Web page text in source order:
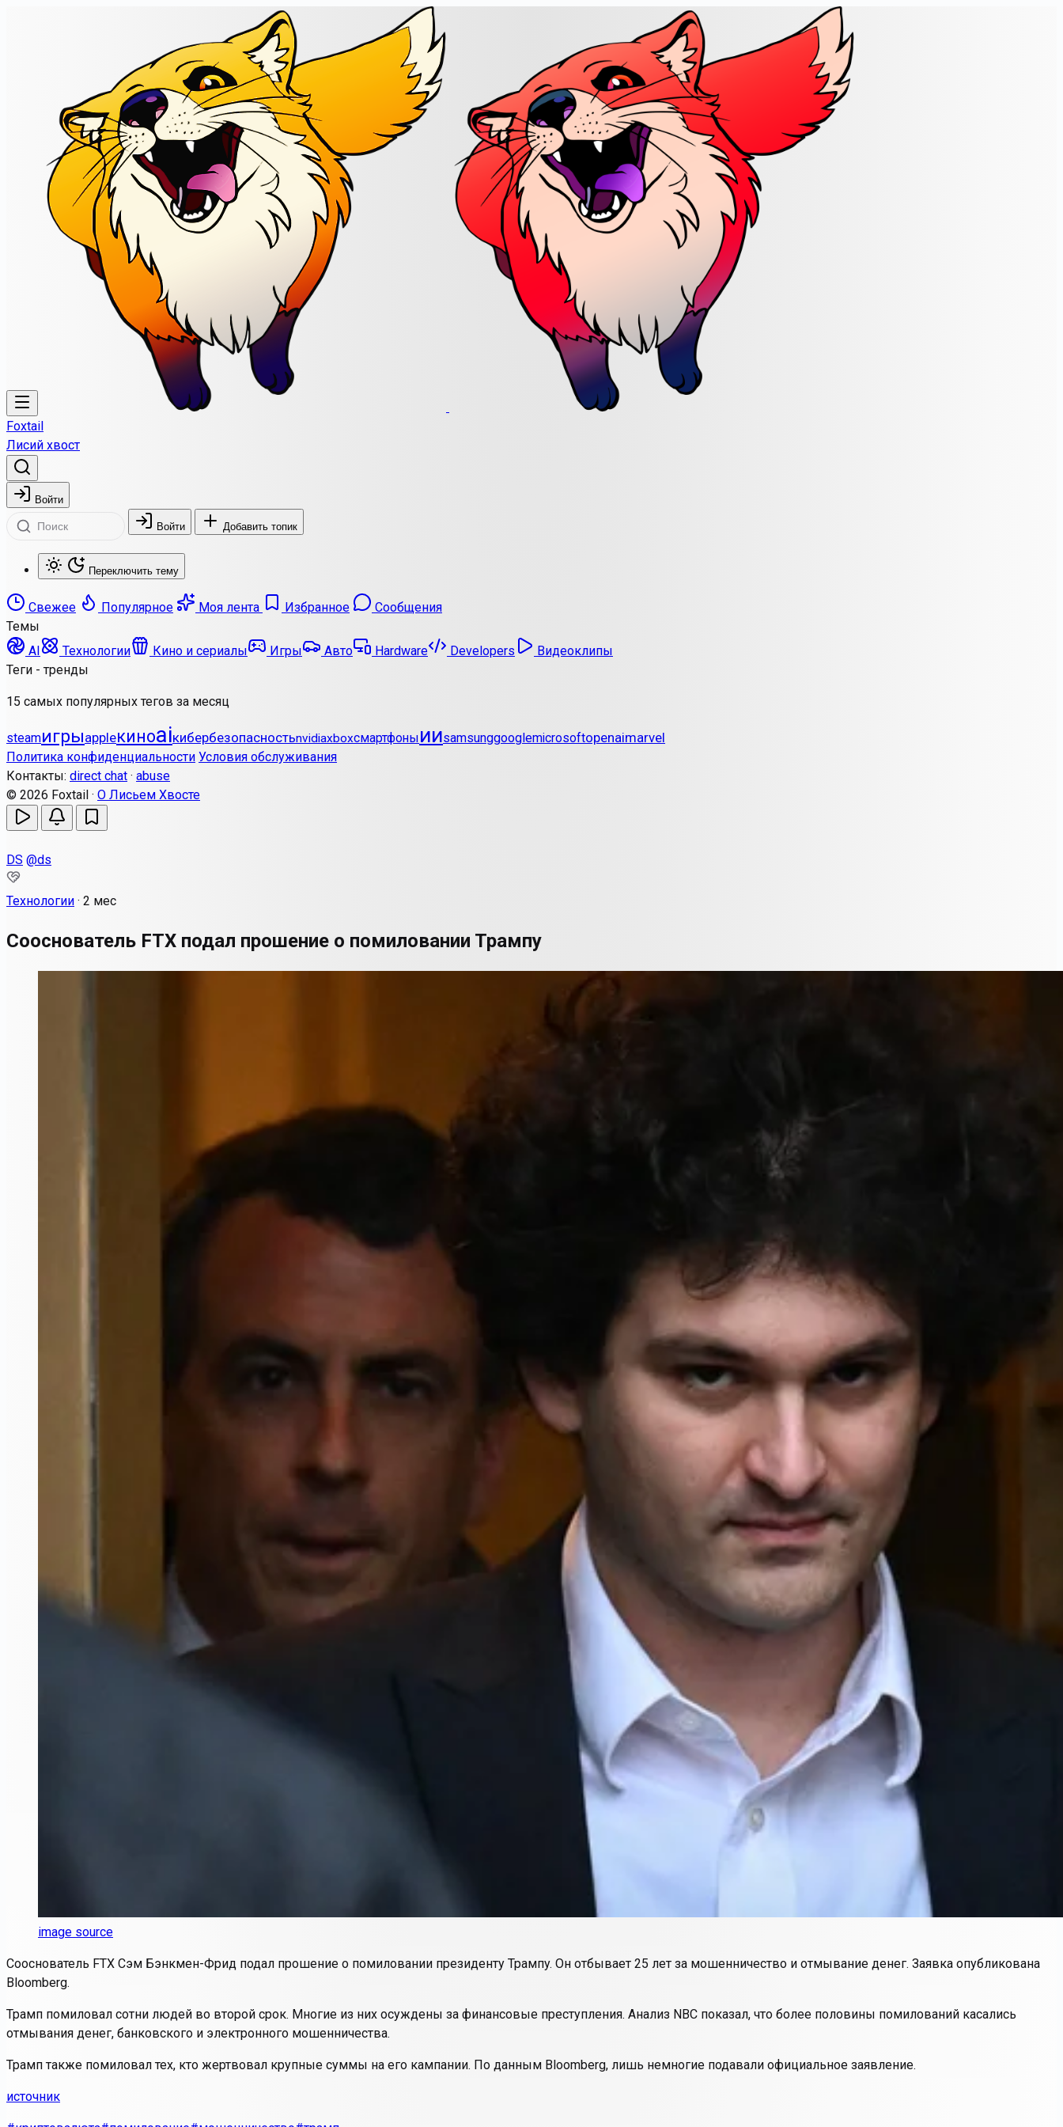
Foxtail
Лисий хвост
Войти
Войти Добавить топик
Переключить тему
Свежее Популярное Моя лента Избранное
Сообщения
Темы
AI
Технологии Кино и сериалы Игры Авто Hardware Developers
Видеоклипы
Теги - тренды
15 самых популярных тегов за месяц
steamигрыappleкиноaiкибербезопасностьnvidiaxboxсмартфоныииsamsunggooglemicrosoftopenaimarvel
Политика конфиденциальности Условия обслуживания
Контакты: direct chat · abuse
© 2026 Foxtail · О Лисьем Хвосте
DS @ds
Технологии · 2 мес
Сооснователь FTX подал прошение о помиловании Трампу
image source
Сооснователь FTX Сэм Бэнкмен-Фрид подал прошение о помиловании президенту Трампу. Он отбывает 25 лет за мошенничество и отмывание денег. Заявка опубликована
Bloomberg.
Трамп помиловал сотни людей во второй срок. Многие из них осуждены за финансовые преступления. Анализ NBC показал, что более половины помилований касались
отмывания денег, банковского и электронного мошенничества.
Трамп также помиловал тех, кто жертвовал крупные суммы на его кампании. По данным Bloomberg, лишь немногие подавали официальное заявление.
источник